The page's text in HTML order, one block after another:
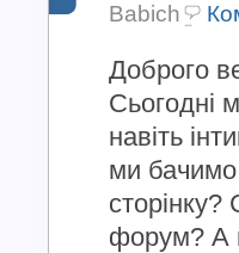
Babich
Доброго
Сьогодні
навіть
ми бачимо
форум? А